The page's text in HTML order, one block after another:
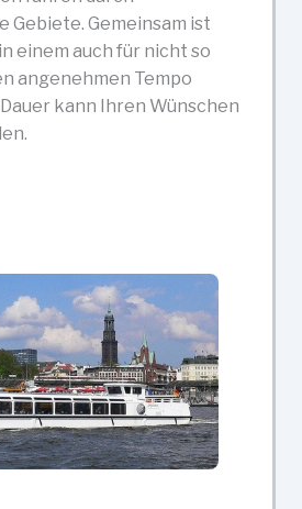
Gebiete. Gemeinsam ist
einem auch für nicht so
angenehmen Tempo
kann Ihren Wünschen